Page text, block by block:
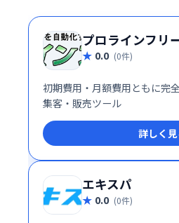
プロラインフリ
0.0 (0件)
初期費用・月額費用ともに完
集客・販売ツール
詳しく
エキスパ
0.0 (0件)